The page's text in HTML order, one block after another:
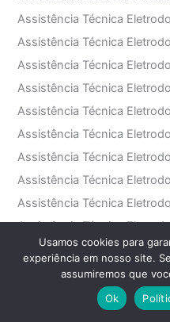
Assistência Técnica
Assistência Técnica
Assistência Técnica
Assistência Técnica
Assistência Técnica
Assistência Técnica
Assistência Técnica
Assistência Técnica
Assistência Técnica
Assistência Técnica
Assistência Técnica
Assistência Técnica
Assistência Técnica
Usamos cookies para
experiência em nosso site.
assumiremos que
Ok